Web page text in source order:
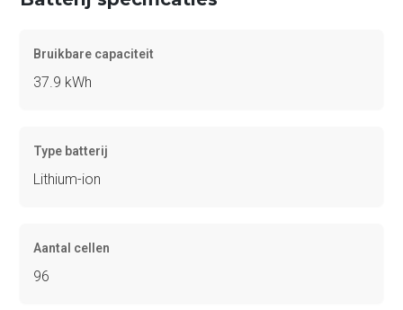
Bruikbare capaciteit
37.9 kWh
Type batterij
Lithium-ion
Aantal cellen
96